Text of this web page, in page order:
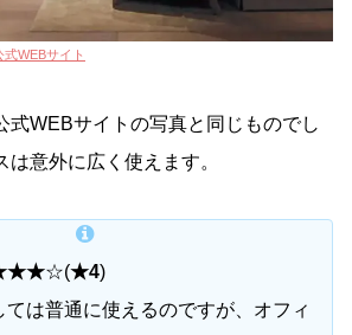
WEBサイト
式WEBサイトの写真と同じものでし
意外に広く使えます。
☆(★4)
は普通に使えるのですが、オフィ